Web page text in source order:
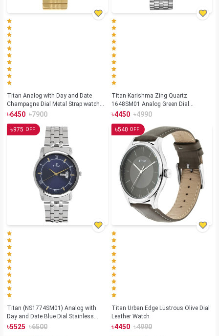
Titan Analog with Day and Date
Champagne Dial Metal Strap watch
for Men (NS-1580YM05)
৳6450 ৳7900
Titan Karishma Zing Quartz
1648SM01 Analog Green Dial
Stainless Steel Strap Watch for Men
৳4450 ৳4990
৳975 OFF
Titan (NS1774SM01) Analog with
Day and Date Blue Dial Stainless
Steel Strap watch for Men
৳5525 ৳6500
৳540 OFF
Titan Urban Edge Lustrous Olive Dial
Leather Watch
৳4450 ৳4990